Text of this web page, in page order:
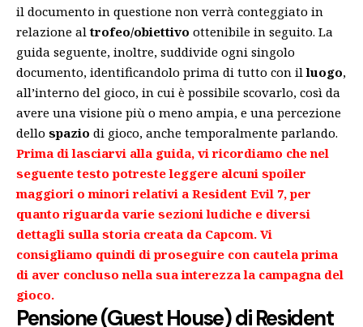
il documento in questione non verrà conteggiato in
relazione al trofeo/obiettivo ottenibile in seguito. La
guida seguente, inoltre, suddivide ogni singolo
documento, identificandolo prima di tutto con illuogo,
all’interno del gioco, in cui è possibile scovarlo, così da
avere una visione più o meno ampia, e una percezione
dello spazio di gioco, anche temporalmente parlando.
Prima di lasciarvi alla guida, vi ricordiamo che nel
seguente testo potreste leggere alcuni spoiler
maggiori o minori relativi a Resident Evil 7, per
quanto riguarda varie sezioni ludiche e diversi
dettagli sulla storia creata da Capcom. Vi
consigliamo quindi di proseguire con cautela prima
di aver concluso nella sua interezza la campagna del
gioco.
Pensione (Guest House) di Resident